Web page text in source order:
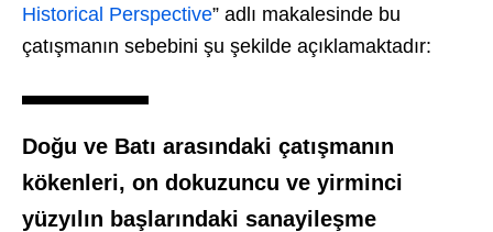
Historical Perspective” adlı makalesinde bu
çatışmanın sebebini şu şekilde açıklamaktadır:
Doğu ve Batı arasındaki çatışmanın
kökenleri, on dokuzuncu ve yirminci
yüzyılın başlarındaki sanayileşme